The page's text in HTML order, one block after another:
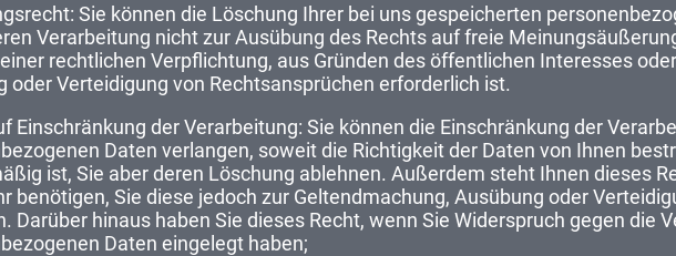
Sie können die Löschung Ihrer bei uns gespeicherten
Verarbeitung nicht zur Ausübung des Rechts auf freie
rechtlichen Verpflichtung, aus Gründen des öffentlichen Interesses
oder Verteidigung von Rechtsansprüchen erforderlich ist.
Einschränkung der Verarbeitung: Sie können die Einschränkung der
Daten verlangen, soweit die Richtigkeit der Daten von Ihnen
ist, Sie aber deren Löschung ablehnen. Außerdem steht Ihnen dieses
benötigen, Sie diese jedoch zur Geltendmachung, Ausübung oder
Darüber hinaus haben Sie dieses Recht, wenn Sie Widerspruch gegen die
Daten eingelegt haben;